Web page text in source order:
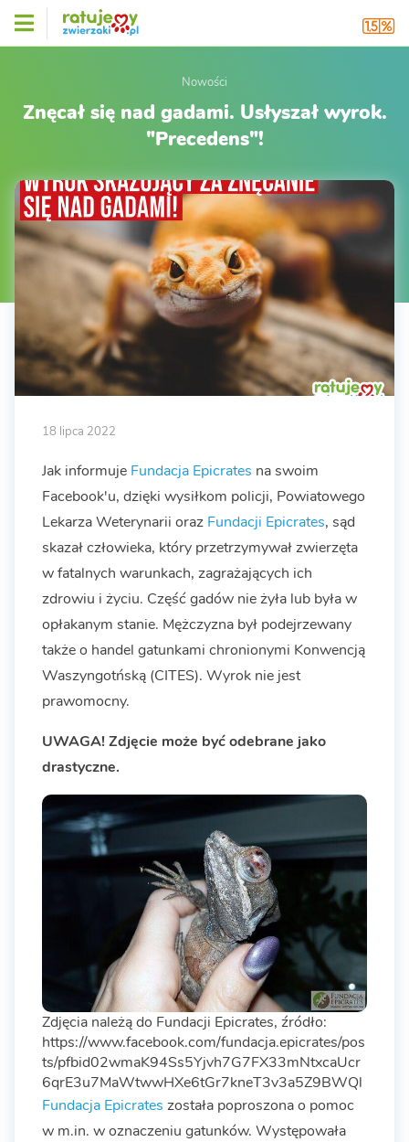
Nowości
Znęcał się nad gadami. Usłyszał wyrok.
"Precedens"!
18 lipca 2022
Jak informuje Fundacja Epicrates na swoim
Facebook'u, dzięki wysiłkom policji, Powiatowego
Lekarza Weterynarii oraz Fundacji Epicrates, sąd
skazał człowieka, który przetrzymywał zwierzęta
w fatalnych warunkach, zagrażających ich
zdrowiu i życiu. Część gadów nie żyła lub była w
opłakanym stanie. Mężczyzna był podejrzewany
także o handel gatunkami chronionymi Konwencją
Waszyngotńską (CITES). Wyrok nie jest
prawomocny.
UWAGA! Zdjęcie może być odebrane jako
drastyczne.
Zdjęcia należą do Fundacji Epicrates, źródło:
https://www.facebook.com/fundacja.epicrates/pos
ts/pfbid02wmaK94Ss5Yjvh7G7FX33mNtxcaUcr
6qrE3u7MaWtwwHXe6tGr7kneT3v3a5Z9BWQl
Fundacja Epicrates została poproszona o pomoc
w m.in. w oznaczeniu gatunków. Występowała